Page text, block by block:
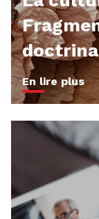
En lire plus